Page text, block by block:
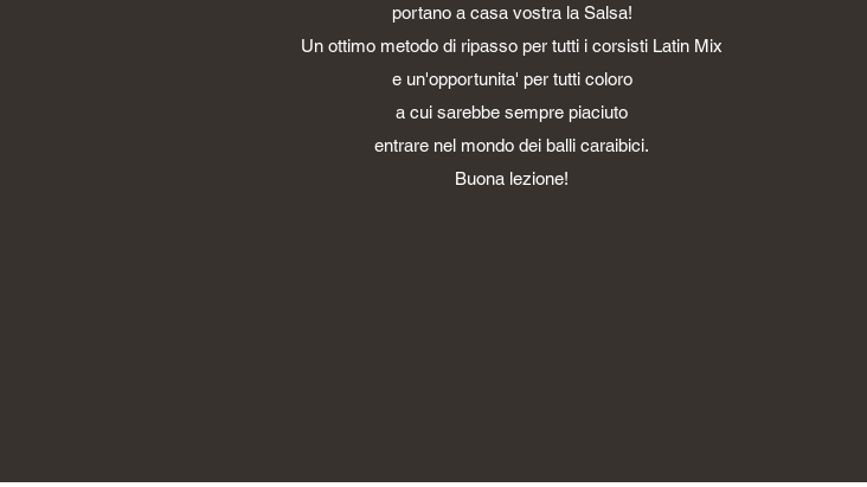
portano a casa vostra la Salsa!
Un ottimo metodo di ripasso per tutti i corsisti Latin Mix
e un'opportunita' per tutti coloro
a cui sarebbe sempre piaciuto
entrare nel mondo dei balli caraibici.
Buona lezione!